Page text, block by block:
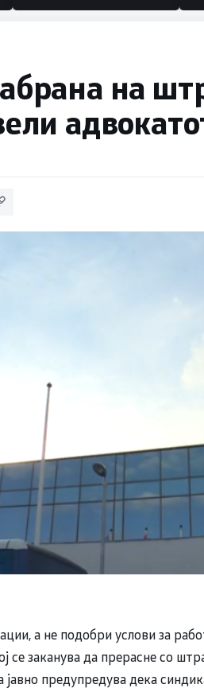
на
а не подобри услови за
се заканува да прерасне со
јавно предупредува дека